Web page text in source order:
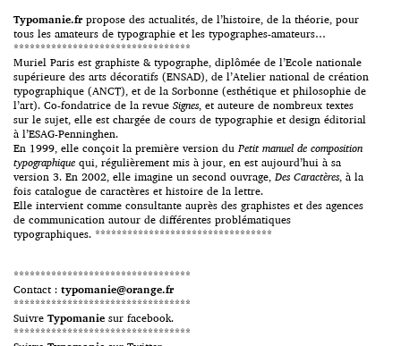
Typomanie.fr propose des actualités, de l’histoire, de la théorie, pour
tous les amateurs de typographie et les typographes-amateurs…
*********************************
Muriel Paris est graphiste & typographe, diplômée de l’Ecole nationale
supérieure des arts décoratifs (ENSAD), de l’Atelier national de création
typographique (ANCT), et de la Sorbonne (esthétique et philosophie de
l’art). Co-fondatrice de la revue Signes, et auteure de nombreux textes
sur le sujet, elle est chargée de cours de typographie et design éditorial
à l’ESAG-Penninghen.
En 1999, elle conçoit la première version duPetit manuel de composition
typographique qui, régulièrement mis à jour, en est aujourd’hui à sa
version 3. En 2002, elle imagine un second ouvrage, Des Caractères, à la
fois catalogue de caractères et histoire de la lettre.
Elle intervient comme consultante auprès des graphistes et des agences
de communication autour de différentes problématiques
typographiques. *********************************
*********************************
Contact : typomanie@orange.fr
*********************************
Suivre Typomanie sur facebook.
*********************************